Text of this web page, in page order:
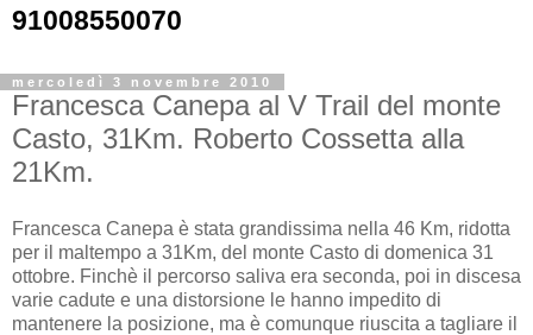
91008550070
mercoledì 3 novembre 2010
Francesca Canepa al V Trail del monte
Casto, 31Km. Roberto Cossetta alla
21Km.
Francesca Canepa è stata grandissima nella 46 Km, ridotta
per il maltempo a 31Km, del monte Casto di domenica 31
ottobre. Finchè il percorso saliva era seconda, poi in discesa
varie cadute e una distorsione le hanno impedito di
mantenere la posizione, ma è comunque riuscita a tagliare il